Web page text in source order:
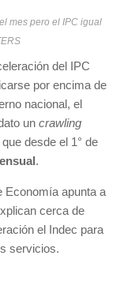
mes pero el IPC igual
del IPC
por encima de
nacional, el
un crawling
desde el 1° de
.
Economía apunta a
cerca de
el Indec para
servicios.